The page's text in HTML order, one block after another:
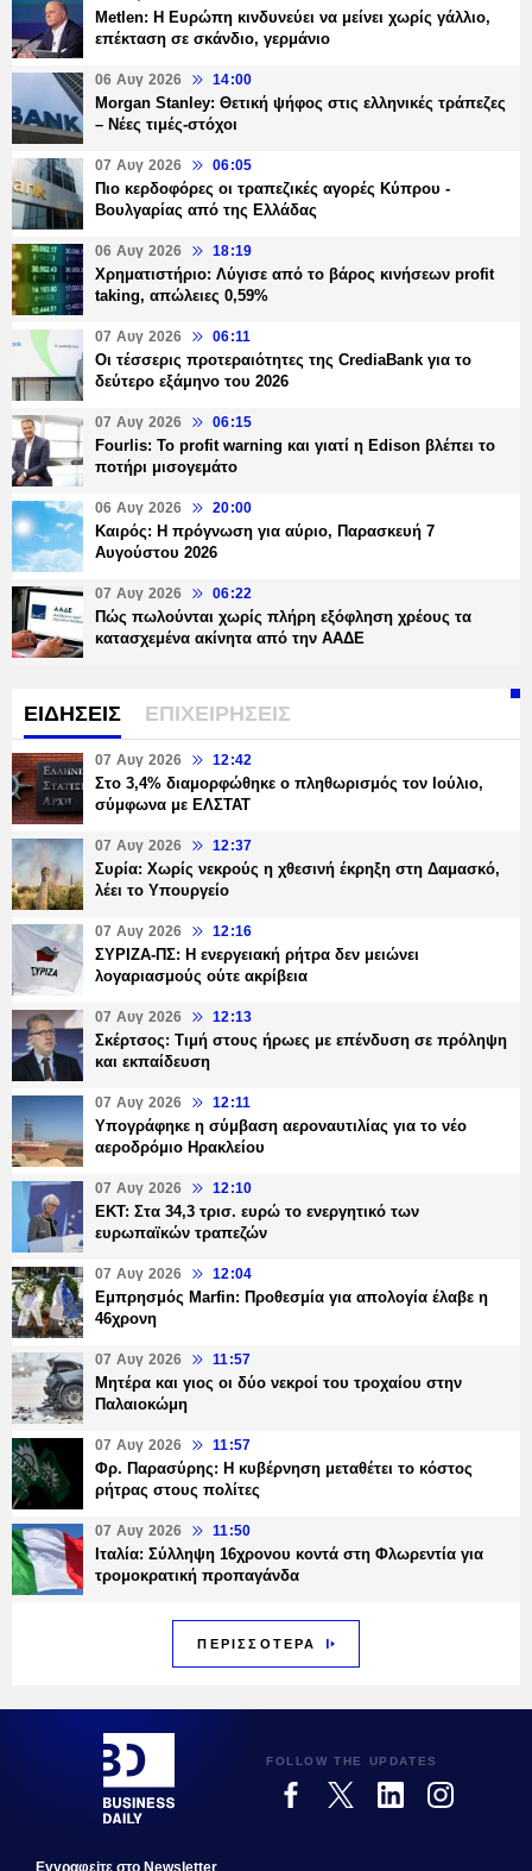
Metlen: Η Ευρώπη κινδυνεύει να μείνει χωρίς γάλλιο,
επέκταση σε σκάνδιο, γερμάνιο
06 Αυγ 2026 14:00
Morgan Stanley: Θετική ψήφος στις ελληνικές τράπεζες
– Νέες τιμές-στόχοι
07 Αυγ 2026 06:05
Πιο κερδοφόρες οι τραπεζικές αγορές Κύπρου -
Βουλγαρίας από της Ελλάδας
06 Αυγ 2026 18:19
Χρηματιστήριο: Λύγισε από το βάρος κινήσεων profit
taking, απώλειες 0,59%
07 Αυγ 2026 06:11
Οι τέσσερις προτεραιότητες της CrediaBank για το
δεύτερο εξάμηνο του 2026
07 Αυγ 2026 06:15
Fourlis: Το profit warning και γιατί η Edison βλέπει το
ποτήρι μισογεμάτο
06 Αυγ 2026 20:00
Καιρός: Η πρόγνωση για αύριο, Παρασκευή 7
Αυγούστου 2026
07 Αυγ 2026 06:22
Πώς πωλούνται χωρίς πλήρη εξόφληση χρέους τα
κατασχεμένα ακίνητα από την ΑΑΔΕ
ΕΙΔΗΣΕΙΣ ΕΠΙΧΕΙΡΗΣΕΙΣ
07 Αυγ 2026 12:42
Στο 3,4% διαμορφώθηκε ο πληθωρισμός τον Ιούλιο,
σύμφωνα με ΕΛΣΤΑΤ
07 Αυγ 2026 12:37
Συρία: Χωρίς νεκρούς η χθεσινή έκρηξη στη Δαμασκό,
λέει το Υπουργείο
07 Αυγ 2026 12:16
ΣΥΡΙΖΑ-ΠΣ: Η ενεργειακή ρήτρα δεν μειώνει
λογαριασμούς ούτε ακρίβεια
07 Αυγ 2026 12:13
Σκέρτσος: Τιμή στους ήρωες με επένδυση σε πρόληψη
και εκπαίδευση
07 Αυγ 2026 12:11
Υπογράφηκε η σύμβαση αεροναυτιλίας για το νέο
αεροδρόμιο Ηρακλείου
07 Αυγ 2026 12:10
ΕΚΤ: Στα 34,3 τρισ. ευρώ το ενεργητικό των
ευρωπαϊκών τραπεζών
07 Αυγ 2026 12:04
Εμπρησμός Marfin: Προθεσμία για απολογία έλαβε η
46χρονη
07 Αυγ 2026 11:57
Μητέρα και γιος οι δύο νεκροί του τροχαίου στην
Παλαιοκώμη
07 Αυγ 2026 11:57
Φρ. Παρασύρης: Η κυβέρνηση μεταθέτει το κόστος
ρήτρας στους πολίτες
07 Αυγ 2026 11:50
Ιταλία: Σύλληψη 16χρονου κοντά στη Φλωρεντία για
τρομοκρατική προπαγάνδα
ΠΕΡΙΣΣΟΤΕΡΑ
FOLLOW THE UPDATES
Εγγραφεiτε στο Newsletter